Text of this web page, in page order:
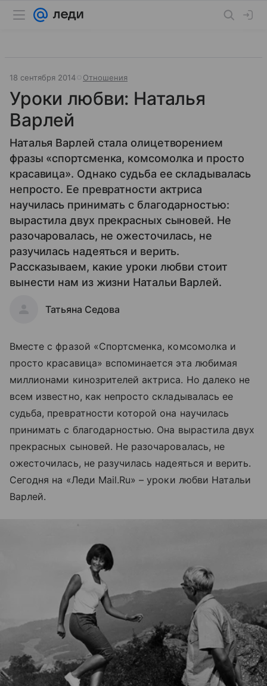
18 сентября 2014 Отношения
Уроки любви: Наталья
Варлей
Наталья Варлей стала олицетворением
фразы «спортсменка, комсомолка и просто
красавица». Однако судьба ее складывалась
непросто. Ее превратности актриса
научилась принимать с благодарностью:
вырастила двух прекрасных сыновей. Не
разочаровалась, не ожесточилась, не
разучилась надеяться и верить.
Рассказываем, какие уроки любви стоит
вынести нам из жизни Натальи Варлей.
Татьяна Седова
Вместе с фразой «Спортсменка, комсомолка и
просто красавица» вспоминается эта любимая
миллионами кинозрителей актриса. Но далеко не
всем известно, как непросто складывалась ее
судьба, превратности которой она научилась
принимать с благодарностью. Она вырастила двух
прекрасных сыновей. Не разочаровалась, не
ожесточилась, не разучилась надеяться и верить.
Сегодня на «Леди Mail.Ru» – уроки любви Натальи
Варлей.